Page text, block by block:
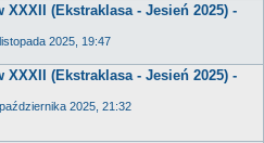
XXXII (Ekstraklasa - Jesień 2025) -
2025, 19:47
XXXII (Ekstraklasa - Jesień 2025) -
2025, 21:32